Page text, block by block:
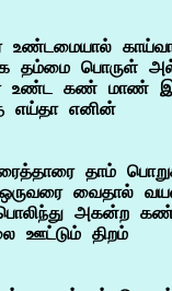
தம்மை பொருள்
உண்ட கண் மாண்
தாம்
வைதால்
பொலிந்து அகன்ற